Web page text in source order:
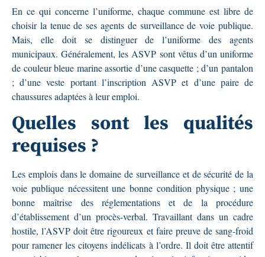
En ce qui concerne l’uniforme, chaque commune est libre de
choisir la tenue de ses agents de surveillance de voie publique.
Mais, elle doit se distinguer de l’uniforme des agents
municipaux. Généralement, les ASVP sont vêtus d’un uniforme
de couleur bleue marine assortie d’une casquette ; d’un pantalon
; d’une veste portant l’inscription ASVP et d’une paire de
chaussures adaptées à leur emploi.
Quelles sont les qualités
requises ?
Les emplois dans le domaine de surveillance et de sécurité de la
voie publique nécessitent une bonne condition physique ; une
bonne maîtrise des réglementations et de la procédure
d’établissement d’un procès-verbal. Travaillant dans un cadre
hostile, l’ASVP doit être rigoureux et faire preuve de sang-froid
pour ramener les citoyens indélicats à l’ordre. Il doit être attentif